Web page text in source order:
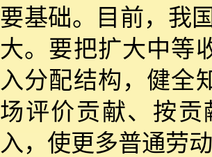
要基础。目前，我
大。要把扩大中等
入分配结构，健全
场评价贡献、按
入，使更多普通劳